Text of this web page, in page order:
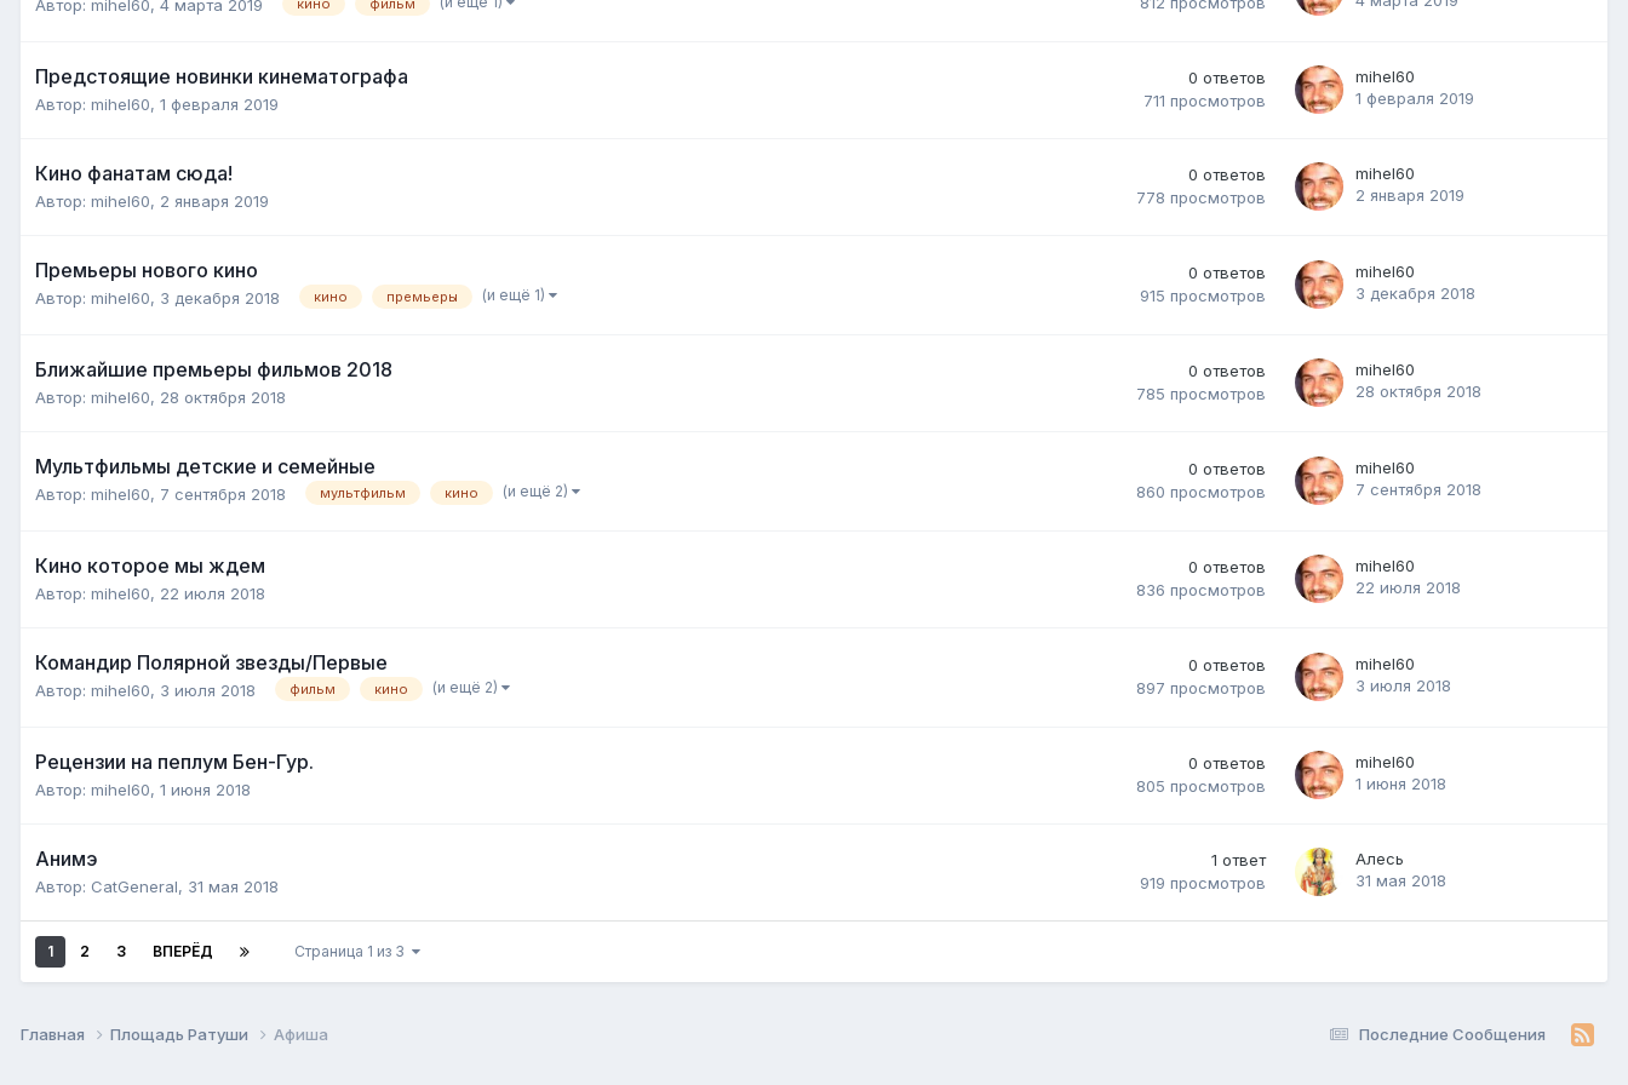
Автор: mihel60, 4 марта 2019 кино фильм
Предстоящие новинки кинематографа
Автор: mihel60, 1 февраля 2019
0 ответов
711 просмотров
mihel60
1 февраля 2019
Кино фанатам сюда!
Автор: mihel60, 2 января 2019
0 ответов
778 просмотров
mihel60
2 января 2019
Премьеры нового кино
Автор: mihel60, 3 декабря 2018 кино премьеры (и ещё 1)
0 ответов
915 просмотров
mihel60
3 декабря 2018
Ближайшие премьеры фильмов 2018
Автор: mihel60, 28 октября 2018
0 ответов
785 просмотров
mihel60
28 октября 2018
Мультфильмы детские и семейные
Автор: mihel60, 7 сентября 2018 мультфильм кино (и ещё 2)
0 ответов
860 просмотров
mihel60
7 сентября 2018
Кино которое мы ждем
Автор: mihel60, 22 июля 2018
0 ответов
836 просмотров
mihel60
22 июля 2018
Командир Полярной звезды/Первые
Автор: mihel60, 3 июля 2018 фильм кино (и ещё 2)
0 ответов
897 просмотров
mihel60
3 июля 2018
Рецензии на пеплум Бен-Гур.
Автор: mihel60, 1 июня 2018
0 ответов
805 просмотров
mihel60
1 июня 2018
Анимэ
Автор: CatGeneral, 31 мая 2018
1 ответ
919 просмотров
Алесь
31 мая 2018
1 2 3 ВПЕРЁД Страница 1 из 3
Последние Сообщения
Главная Площадь Ратуши Афиша